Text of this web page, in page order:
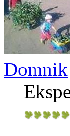
Domnik